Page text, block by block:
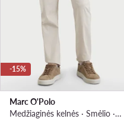
-15%
Marc O'Polo
Medžiaginės kelnės · Smėlio · Slim Fit